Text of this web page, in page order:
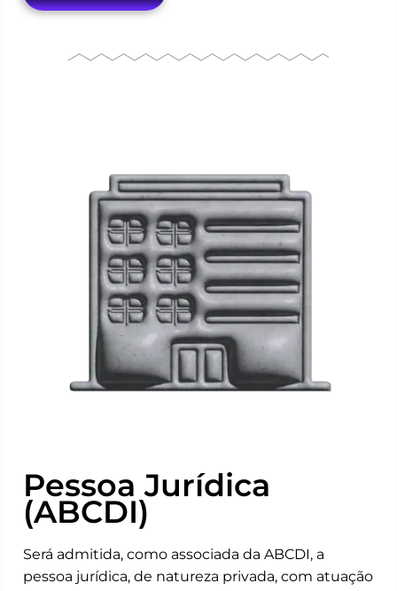
Pessoa Jurídica
(ABCDI)
Será admitida, como associada da ABCDI, a
pessoa jurídica, de natureza privada, com atuação